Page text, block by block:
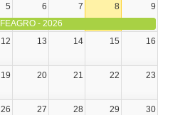
5 6 7 8
9
FEAGRO - 2026
12 13 14 15 16
19 20 21 22 23
26 27 28 29 30